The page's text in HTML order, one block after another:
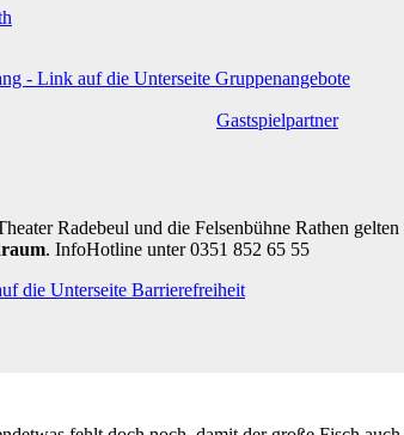
Gastspielpartner
Radebeul und die Felsenbühne Rathen
. InfoHotline unter 0351 852 65 55